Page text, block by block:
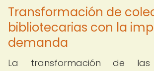
Transformación de
bibliotecarias con la
demanda
La transformación de las